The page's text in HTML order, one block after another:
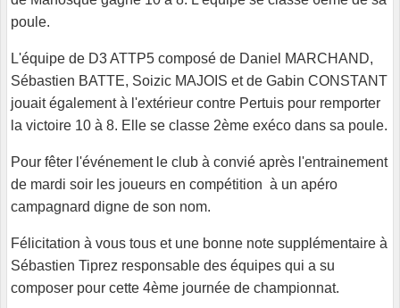
poule.
L'équipe de D3 ATTP5 composé de Daniel MARCHAND,
Sébastien BATTE, Soizic MAJOIS et de Gabin CONSTANT
jouait également à l'extérieur contre Pertuis pour remporter
la victoire 10 à 8. Elle se classe 2ème exéco dans sa poule.
Pour fêter l'événement le club à convié après l'entrainement
de mardi soir les joueurs en compétition à un apéro
campagnard digne de son nom.
Félicitation à vous tous et une bonne note supplémentaire à
Sébastien Tiprez responsable des équipes qui a su
composer pour cette 4ème journée de championnat.